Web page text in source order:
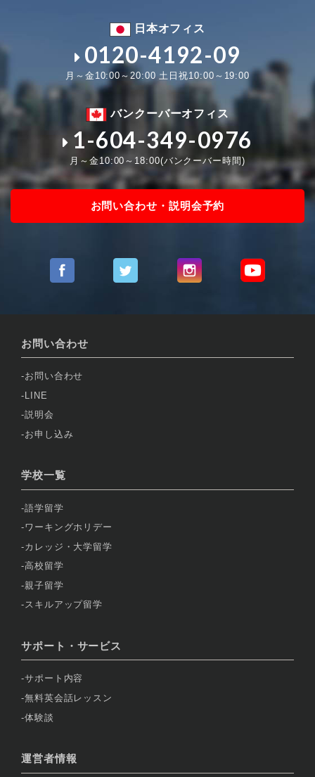
日本オフィス
0120-4192-09
月～金10:00～20:00 土日祝10:00～19:00
バンクーバーオフィス
1-604-349-0976
月～金10:00～18:00(バンクーバー時間)
お問い合わせ・説明会予約
お問い合わせ
お問い合わせ
LINE
説明会
お申し込み
学校一覧
語学留学
ワーキングホリデー
カレッジ・大学留学
高校留学
親子留学
スキルアップ留学
サポート・サービス
サポート内容
無料英会話レッスン
体験談
運営者情報